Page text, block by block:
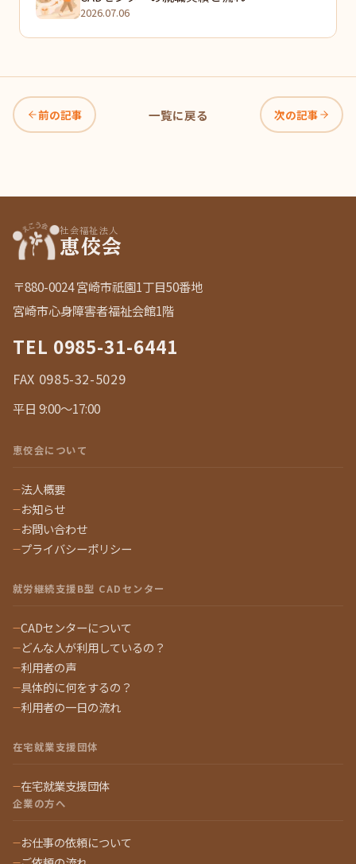
2026.07.06
前の記事 一覧に戻る 次の記事
社会福祉法人
恵佼会
〒880-0024 宮崎市祇園1丁目50番地
宮崎市心身障害者福祉会館1階
TEL 0985-31-6441
FAX 0985-32-5029
平日 9:00〜17:00
恵佼会について
法人概要
お知らせ
お問い合わせ
プライバシーポリシー
就労継続支援B型 CADセンター
CADセンターについて
どんな人が利用しているの？
利用者の声
具体的に何をするの？
利用者の一日の流れ
在宅就業支援団体
在宅就業支援団体
企業の方へ
お仕事の依頼について